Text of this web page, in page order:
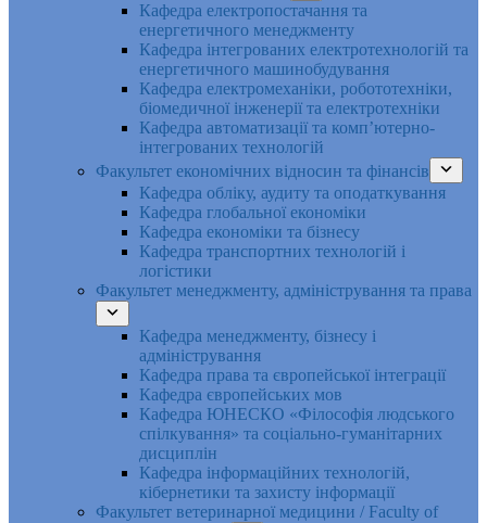
Кафедра електропостачання та
енергетичного менеджменту
Кафедра інтегрованих електротехнологій та
енергетичного машинобудування
Кафедра електромеханіки, робототехніки,
біомедичної інженерії та електротехніки
Кафедра автоматизації та комп’ютерно-
інтегрованих технологій
Факультет економічних відносин та фінансів
Кафедра обліку, аудиту та оподаткування
Кафедра глобальної економіки
Кафедра економіки та бізнесу
Кафедра транспортних технологій і
логістики
Факультет менеджменту, адміністрування та права
Кафедра менеджменту, бізнесу і
адміністрування
Кафедра права та європейської інтеграції
Кафедра європейських мов
Кафедра ЮНЕСКО «Філософія людського
спілкування» та соціально-гуманітарних
дисциплін
Кафедра інформаційних технологій,
кібернетики та захисту інформації
Факультет ветеринарної медицини / Faculty of